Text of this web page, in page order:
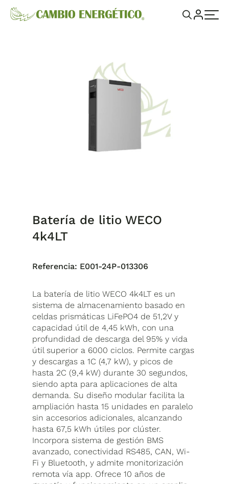
Batería de litio WECO
4k4LT
Referencia: E001-24P-013306
La batería de litio WECO 4k4LT es un
sistema de almacenamiento basado en
celdas prismáticas LiFePO4 de 51,2V y
capacidad útil de 4,45 kWh, con una
profundidad de descarga del 95% y vida
útil superior a 6000 ciclos. Permite cargas
y descargas a 1C (4,7 kW), y picos de
hasta 2C (9,4 kW) durante 30 segundos,
siendo apta para aplicaciones de alta
demanda. Su diseño modular facilita la
ampliación hasta 15 unidades en paralelo
sin accesorios adicionales, alcanzando
hasta 67,5 kWh útiles por clúster.
Incorpora sistema de gestión BMS
avanzado, conectividad RS485, CAN, Wi-
Fi y Bluetooth, y admite monitorización
remota vía app. Ofrece 10 años de